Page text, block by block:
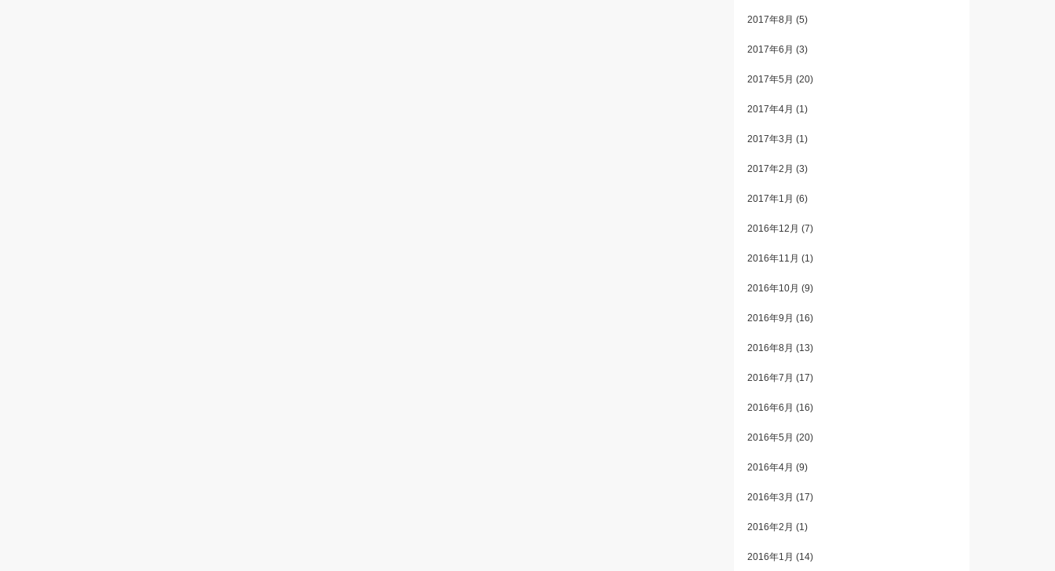
2017年8月 (5)
2017年6月 (3)
2017年5月 (20)
2017年4月 (1)
2017年3月 (1)
2017年2月 (3)
2017年1月 (6)
2016年12月 (7)
2016年11月 (1)
2016年10月 (9)
2016年9月 (16)
2016年8月 (13)
2016年7月 (17)
2016年6月 (16)
2016年5月 (20)
2016年4月 (9)
2016年3月 (17)
2016年2月 (1)
2016年1月 (14)